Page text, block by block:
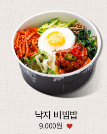
낙지 비빔밥
9.000원